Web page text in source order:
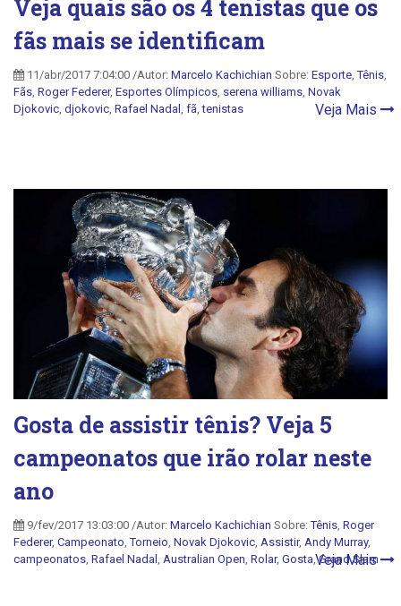
Veja quais são os 4 tenistas que os
fãs mais se identificam
11/abr/2017 7:04:00 /Autor: Marcelo Kachichian Sobre: Esporte ,Tênis
Fãs Roger Federer, Esportes Olímpicos serena williams Novak
Djokovic djokovic Rafael Nadal fã ,tenistas Veja Mais
Gosta de assistir tênis? Veja 5
campeonatos que irão rolar neste
ano
9/fev/2017 13:03:00 /Autor: Marcelo Kachichian Sobre:Tênis Roger
Federer, Campeonato ,Torneio Novak Djokovic Assistir, Andy Murray,
campeonatos Rafael Nadal Australian Open Rolar, Gosta ,Grand Slam
Veja Mais